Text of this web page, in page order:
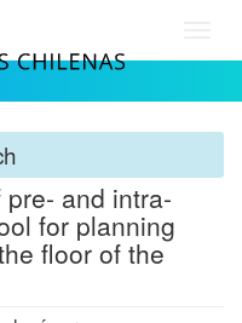
and intra-
for planning
floor of the